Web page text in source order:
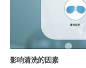
影响清洗的因素